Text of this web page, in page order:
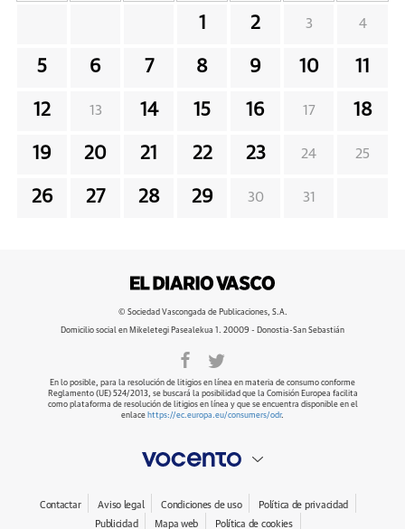
1 2 3 4
5 6 7 8 9 10 11
12 13 14 15 16 17 18
19 20 21 22 23 24 25
26 27 28 29 30 31
© Sociedad Vascongada de Publicaciones, S.A.
Domicilio social en Mikeletegi Pasealekua 1. 20009 - Donostia-San Sebastián
En lo posible, para la resolución de litigios en línea en materia de consumo conforme
Reglamento (UE) 524/2013, se buscará la posibilidad que la Comisión Europea facilita
como plataforma de resolución de litigios en línea y que se encuentra disponible en el
enlace https://ec.europa.eu/consumers/odr.
Contactar Aviso legal Condiciones de uso
Política de privacidad
Publicidad
Mapa web Política de cookies